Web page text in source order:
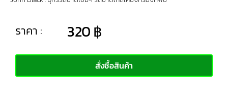
ราคา : 320฿
สั่งซื้อสินค้า